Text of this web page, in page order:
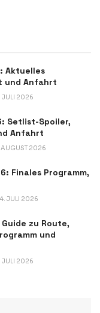
Aktuelles
und Anfahrt
JULI 2026
Setlist-Spoiler,
Anfahrt
AUGUST 2026
Finales Programm,
JULI 2026
zu Route,
und
JULI 2026